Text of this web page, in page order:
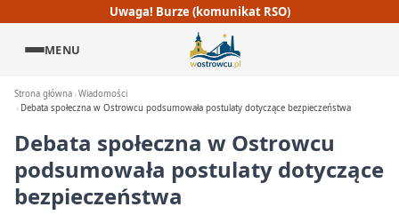
Uwaga! Burze (komunikat RSO)
MENU
Strona główna Wiadomości
Debata społeczna w Ostrowcu podsumowała postulaty dotyczące bezpieczeństwa
Debata społeczna w Ostrowcu
podsumowała postulaty dotyczące
bezpieczeństwa